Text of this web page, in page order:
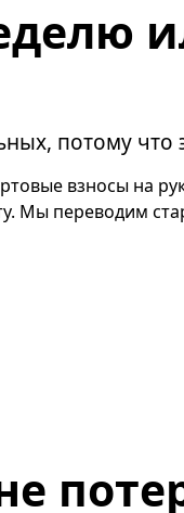
потому что
взносы на
Мы переводим